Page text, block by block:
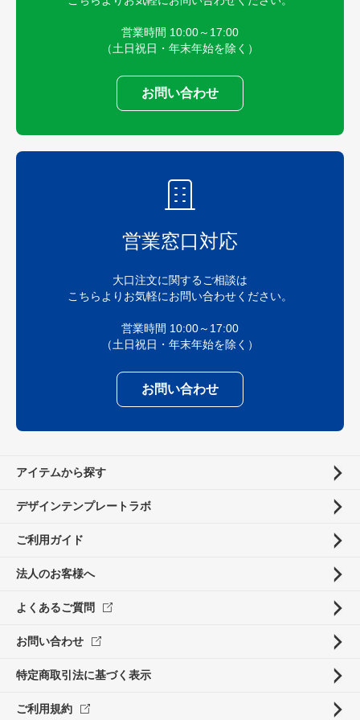
営業時間 10:00～17:00
（土日祝日・年末年始を除く）
お問い合わせ
営業窓口対応
大口注文に関するご相談は
こちらよりお気軽にお問い合わせください。
営業時間 10:00～17:00
（土日祝日・年末年始を除く）
お問い合わせ
アイテムから探す
デザインテンプレートラボ
ご利用ガイド
法人のお客様へ
よくあるご質問
お問い合わせ
特定商取引法に基づく表示
ご利用規約